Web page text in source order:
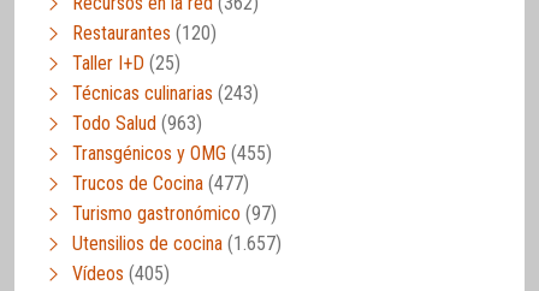
Restaurantes (120)
Taller I+D (25)
Técnicas culinarias (243)
Todo Salud (963)
Transgénicos y OMG (455)
Trucos de Cocina (477)
Turismo gastronómico (97)
Utensilios de cocina (1.657)
Vídeos (405)